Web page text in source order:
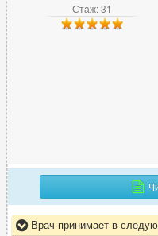
Стаж: 31
Врач принимает в